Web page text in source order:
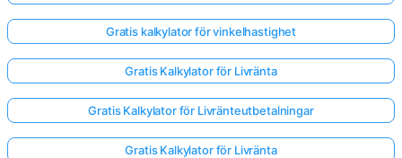
Gratis kalkylator för vinkelhastighet
Gratis Kalkylator för Livränta
Gratis Kalkylator för Livränteutbetalningar
Gratis Kalkylator för Livränta